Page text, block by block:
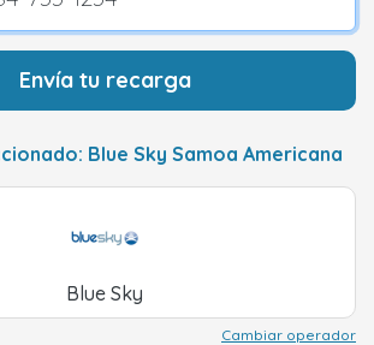
Envía tu recarga
Blue Sky Samoa Americana
Blue Sky
Cambiar operador